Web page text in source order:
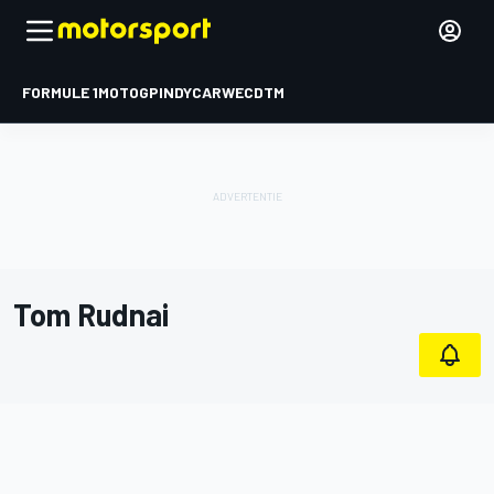
FORMULE 1MOTOGPINDYCARWECDTM
Tom Rudnai